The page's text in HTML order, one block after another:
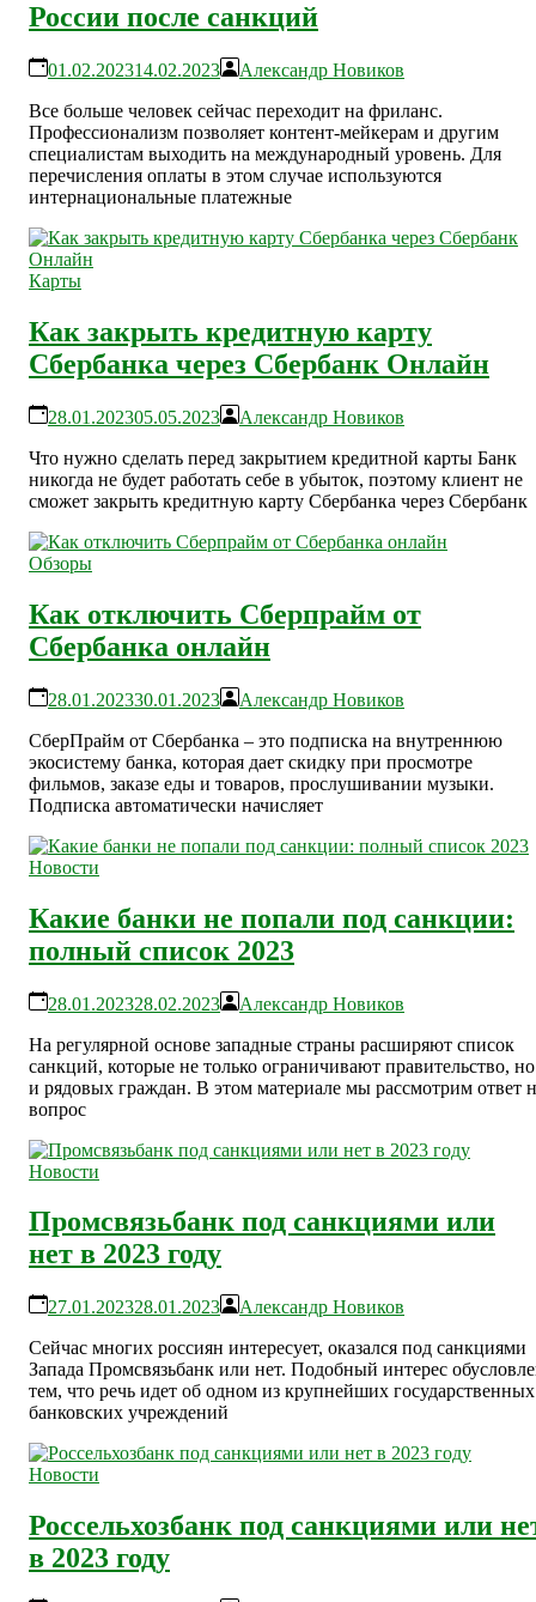
России после санкций
01.02.202314.02.2023
Александр Новиков
Все больше человек сейчас переходит на фриланс.
Профессионализм позволяет контент-мейкерам и другим
специалистам выходить на международный уровень. Для
перечисления оплаты в этом случае используются
интернациональные платежные
Карты
Как закрыть кредитную карту
Сбербанка через Сбербанк Онлайн
28.01.202305.05.2023
Александр Новиков
Что нужно сделать перед закрытием кредитной карты Банк
никогда не будет работать себе в убыток, поэтому клиент не
сможет закрыть кредитную карту Сбербанка через Сбербанк
Обзоры
Как отключить Сберпрайм от
Сбербанка онлайн
28.01.202330.01.2023
Александр Новиков
СберПрайм от Сбербанка – это подписка на внутреннюю
экосистему банка, которая дает скидку при просмотре
фильмов, заказе еды и товаров, прослушивании музыки.
Подписка автоматически начисляет
Новости
Какие банки не попали под санкции:
полный список 2023
28.01.202328.02.2023
Александр Новиков
На регулярной основе западные страны расширяют список
санкций, которые не только ограничивают правительство, но
и рядовых граждан. В этом материале мы рассмотрим ответ
вопрос
Новости
Промсвязьбанк под санкциями или
нет в 2023 году
27.01.202328.01.2023
Александр Новиков
Сейчас многих россиян интересует, оказался под санкциями
Запада Промсвязьбанк или нет. Подобный интерес
тем, что речь идет об одном из крупнейших государственных
банковских учреждений
Новости
Россельхозбанк под санкциями или
в 2023 году